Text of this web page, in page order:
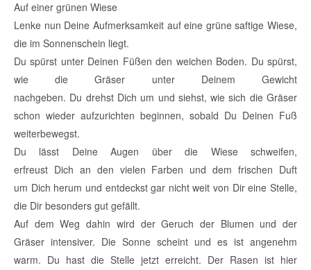
Auf einer grünen Wiese
Lenke nun Deine Aufmerksamkeit auf eine grüne saftige Wiese,
die im Sonnenschein liegt.
Du spürst unter Deinen Füßen den weichen Boden. Du spürst,
wie die Gräser unter Deinem Gewicht
nachgeben. Du drehst Dich um und siehst, wie sich die Gräser
schon wieder aufzurichten beginnen, sobald Du Deinen Fuß
weiterbewegst.
Du lässt Deine Augen über die Wiese schweifen,
erfreust Dich an den vielen Farben und dem frischen Duft
um Dich herum und entdeckst gar nicht weit von Dir eine Stelle,
die Dir besonders gut gefällt.
Auf dem Weg dahin wird der Geruch der Blumen und der
Gräser intensiver. Die Sonne scheint und es ist angenehm
warm. Du hast die Stelle jetzt erreicht. Der Rasen ist hier